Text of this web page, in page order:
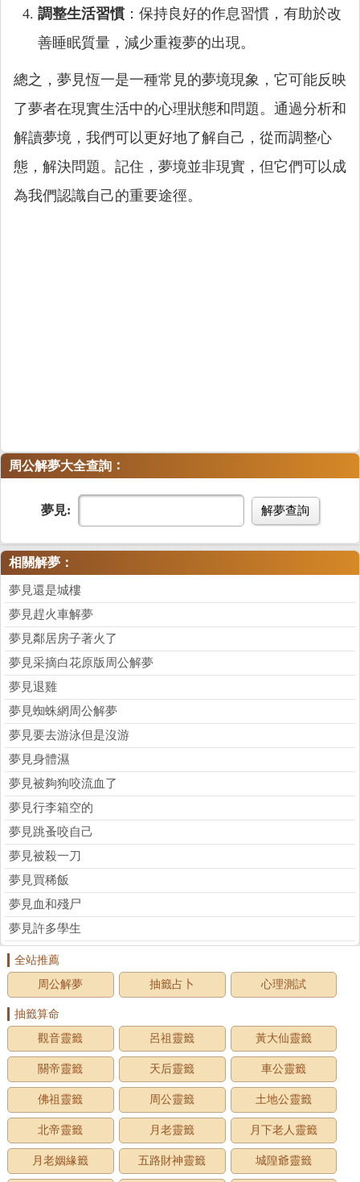
調整生活習慣 ：保持良好的作息習慣，有助於改
善睡眠質量，減少重複夢的出現。
總之，夢見恆一是一種常見的夢境現象，它可能反映
了夢者在現實生活中的心理狀態和問題。通過分析和
解讀夢境，我們可以更好地了解自己，從而調整心
態，解決問題。記住，夢境並非現實，但它們可以成
為我們認識自己的重要途徑。
周公解夢大全查詢 ：
夢見: 解夢查詢
相關解夢：
夢見還是城樓
夢見趕火車解夢
夢見鄰居房子著火了
夢見采摘白花原版周公解夢
夢見退雞
夢見蜘蛛網周公解夢
夢見要去游泳但是沒游
夢見身體濕
夢見被夠狗咬流血了
夢見行李箱空的
夢見跳蚤咬自己
夢見被殺一刀
夢見買稀飯
夢見血和殘尸
夢見許多學生
全站推薦
周公解夢
抽籤占卜 心理測試
抽籤算命
觀音靈籤
呂祖靈籤 黃大仙靈籤
關帝靈籤 天后靈籤 車公靈籤
佛祖靈籤 周公靈籤 土地公靈籤
北帝靈籤 月老靈籤 月下老人靈籤
月老姻緣籤 五路財神靈籤 城隍爺靈籤